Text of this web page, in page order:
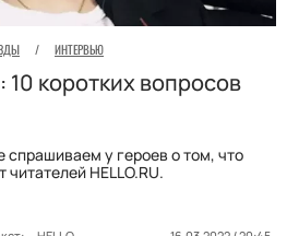
/ ИНТЕРВЬЮ
10 коротких вопросов
спрашиваем у героев о том, что
читателей HELLO.RU.